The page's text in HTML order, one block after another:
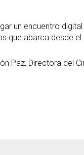
un encuentro
que abarca desde el
Paz, Directora del